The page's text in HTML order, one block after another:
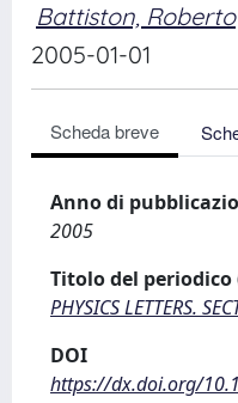
Battiston, Roberto
2005-01-01
Scheda breve
Anno di
2005
Titolo del
PHYSICS LETTERS.
DOI
https://dx.doi.org/